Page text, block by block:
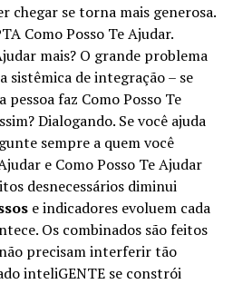
chegar se torna mais generosa.
Como Posso Te Ajudar.
mais? O grande problema
sistêmica de integração – se
faz Como Posso Te
Dialogando. Se você ajuda
sempre a quem você
e Como Posso Te Ajudar
desnecessários diminui
e indicadores evoluem cada
Os combinados são feitos
precisam interferir tão
inteliGENTE se constrói